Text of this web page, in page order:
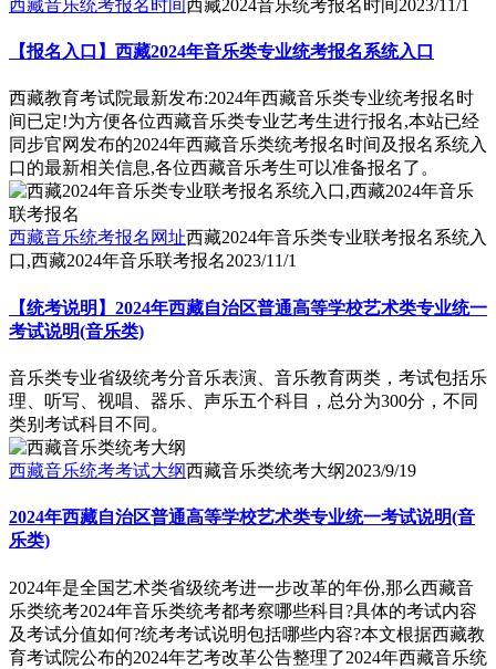
西藏音乐统考报名时间 西藏2024音乐统考报名时间 2023/11/1
【报名入口】西藏2024年音乐类专业统考报名系统入口
西藏教育考试院最新发布:2024年西藏音乐类专业统考报名时
间已定!为方便各位西藏音乐类专业艺考生进行报名,本站已经
同步官网发布的2024年西藏音乐类统考报名时间及报名系统入
口的最新相关信息,各位西藏音乐考生可以准备报名了。
西藏音乐统考报名网址西藏2024年音乐类专业联考报名系统入
口,西藏2024年音乐联考报名2023/11/1
【统考说明】2024年西藏自治区普通高等学校艺术类专业统一
考试说明(音乐类)
音乐类专业省级统考分音乐表演、音乐教育两类，考试包括乐
理、听写、视唱、器乐、声乐五个科目，总分为300分，不同
类别考试科目不同。
西藏音乐统考考试大纲西藏音乐类统考大纲2023/9/19
2024年西藏自治区普通高等学校艺术类专业统一考试说明(音
乐类)
2024年是全国艺术类省级统考进一步改革的年份,那么西藏音
乐类统考2024年音乐类统考都考察哪些科目?具体的考试内容
及考试分值如何?统考考试说明包括哪些内容?本文根据西藏教
育考试院公布的2024年艺考改革公告整理了2024年西藏音乐统